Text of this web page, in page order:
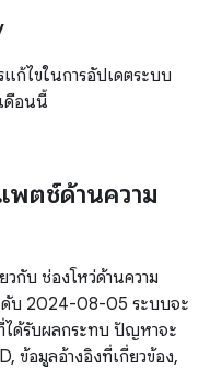
ก้ไขในการอัปเดตระบบ
ดือนนี้
พตช์ด้านความ
วกับ ช่องโหว่ด้านความ
ดับ 2024-08-05 ระบบจะ
ได้รับผลกระทบ ปัญหาจะ
ข้อมูลอ้างอิงที่เกี่ยวข้อง,